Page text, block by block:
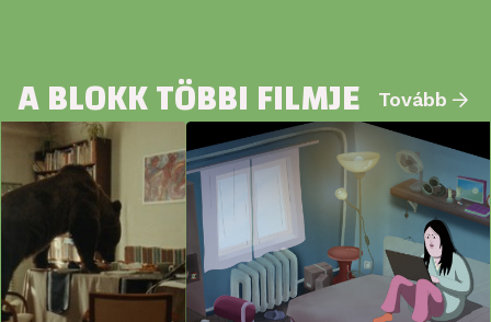
A BLOKK TÖBBI FILMJE Tovább